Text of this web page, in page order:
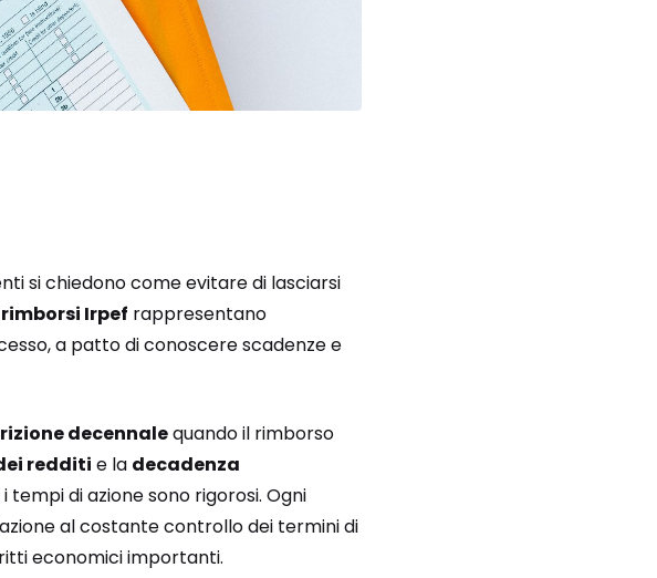
si chiedono come evitare di lasciarsi
rimborsi Irpef rappresentano
a patto di conoscere scadenze e
decennalequando il rimborso
redditi e la decadenza
di azione sono rigorosi. Ogni
al costante controllo dei termini di
economici importanti.